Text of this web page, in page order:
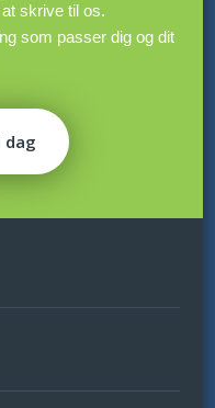
skrive til os.
som passer dig og dit
dag